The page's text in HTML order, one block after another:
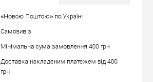
«Новою Поштою» по Україні
Самовивіз
Мінімальна сума замовлення 400 грн
Доставка накладеним платежем від 400
грн